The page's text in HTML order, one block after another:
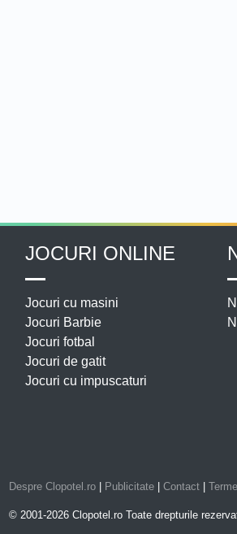
JOCURI ONLINE
Jocuri cu masini
Jocuri Barbie
Jocuri fotbal
Jocuri de gatit
Jocuri cu impuscaturi
Despre Clopotel.ro | Publicitate | Contact |
© 2001-2026 Clopotel.ro Toate drepturile